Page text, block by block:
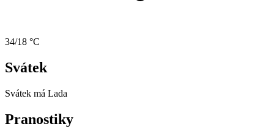
34/18 °C
Svátek
Svátek má Lada
Pranostiky